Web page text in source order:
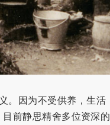
。因为不受供养，生活
前静思精舍多位资深的